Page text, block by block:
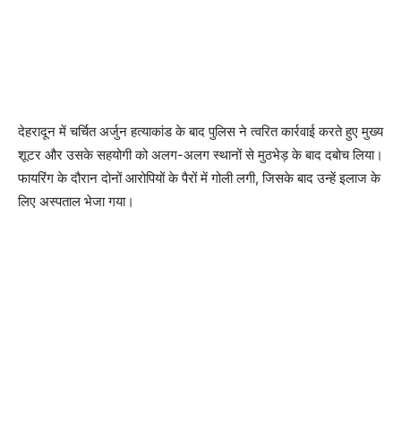
देहरादून में चर्चित अर्जुन हत्याकांड के बाद पुलिस ने त्वरित कार्रवाई करते हुए मुख्य
शूटर और उसके सहयोगी को अलग-अलग स्थानों से मुठभेड़ के बाद दबोच लिया।
फायरिंग के दौरान दोनों आरोपियों के पैरों में गोली लगी, जिसके बाद उन्हें इलाज के
लिए अस्पताल भेजा गया।